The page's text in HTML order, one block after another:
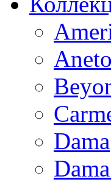
Aneto
Dama